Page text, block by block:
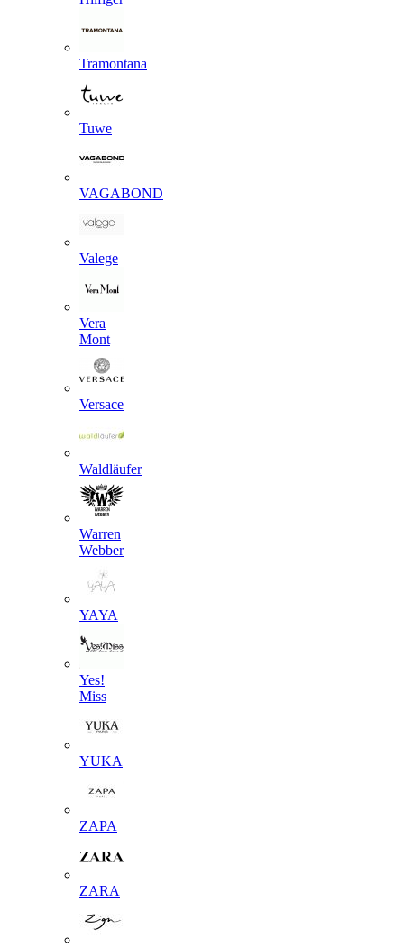
Tramontana
Tuwe
VAGABOND
Valege
Vera
Mont
Versace
Waldläufer
Warren
Webber
YAYA
Yes!
Miss
YUKA
ZAPA
ZARA